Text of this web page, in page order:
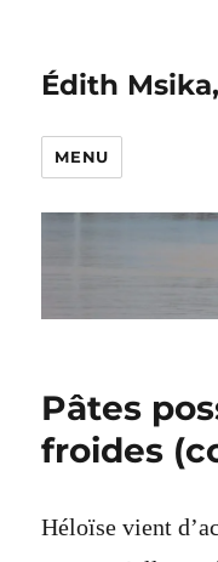
Édith
MENU
Pâtes
froides
Héloïse vient